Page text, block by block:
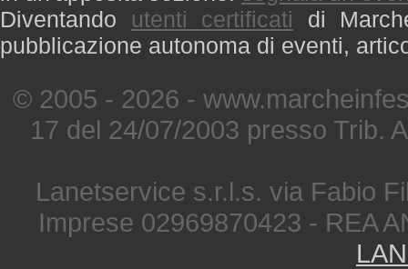
Diventando utenti certificati di
pubblicazione autonoma di eventi,
© 2005 - 2026 -
17 del 24/07/2003 presso Trib.
Lanetservice s.r.l.s. via Fabio
Imprese 02969870423 - REA